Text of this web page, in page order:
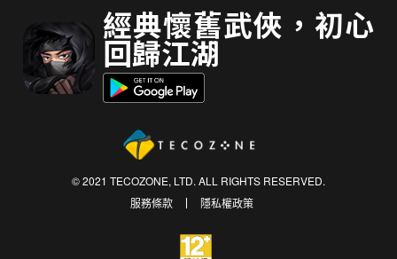
經典懷舊武俠，初心
回歸江湖
© 2021 TECOZONE, LTD. ALL RIGHTS RESERVED.
服務條款
隱私權政策